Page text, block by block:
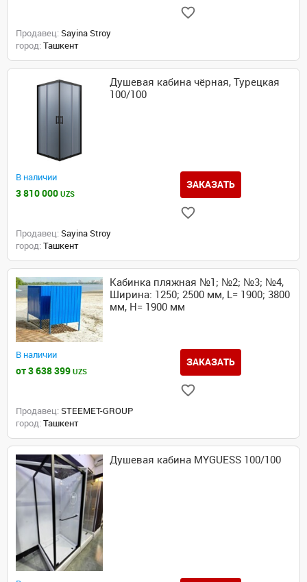
Продавец: Sayina Stroy
город: Ташкент
Душевая кабина чёрная, Турецкая
100/100
В наличии
3 810 000 UZS
ЗАКАЗАТЬ
Продавец: Sayina Stroy
город: Ташкент
Кабинка пляжная №1; №2; №3; №4,
Ширина: 1250; 2500 мм, L= 1900; 3800
мм, H= 1900 мм
В наличии
от 3 638 399 UZS
ЗАКАЗАТЬ
Продавец: STEEMET-GROUP
город: Ташкент
Душевая кабина MYGUESS 100/100